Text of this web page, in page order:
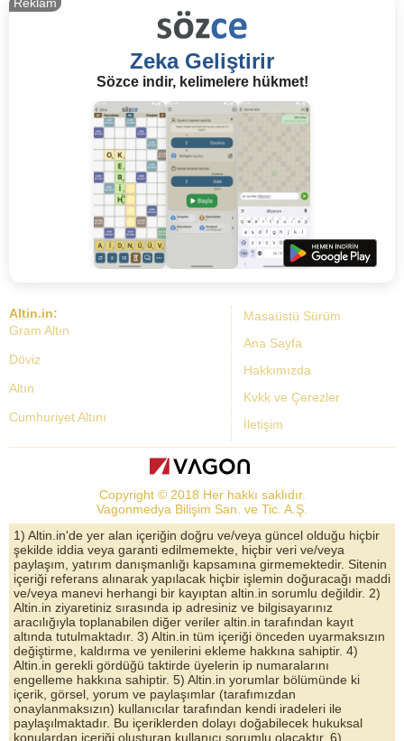
Zeka Geliştirir
Sözce indir, kelimelere hükmet!
Masaüstü Sürüm
Ana Sayfa
Hakkımızda
Kvkk ve Çerezler
İletişim
Altin.in:
Gram Altın
Döviz
Altın
Cumhuriyet Altını
Dolar Kuru
Altın Yorumları
Döviz Kurları
Çeyrek Altın
Bitcoin
Euro/Dolar Parite
Sterlin
Döviz Arşivi
Copyright © 2018 Her hakkı saklıdır.
Vagonmedya Bilişim San. ve Tic. A.Ş.
1) Altin.in'de yer alan içeriğin doğru ve/veya güncel olduğu hiçbir
şekilde iddia veya garanti edilmemekte, hiçbir veri ve/veya
paylaşım, yatırım danışmanlığı kapsamına girmemektedir. Sitenin
içeriği referans alınarak yapılacak hiçbir işlemin doğuracağı maddi
ve/veya manevi herhangi bir kayıptan altin.in sorumlu değildir. 2)
Altin.in ziyaretiniz sırasında ip adresiniz ve bilgisayarınız
aracılığıyla toplanabilen diğer veriler altin.in tarafından kayıt
altında tutulmaktadır. 3) Altin.in tüm içeriği önceden uyarmaksızın
değiştirme, kaldırma ve yenilerini ekleme hakkına sahiptir. 4)
Altin.in gerekli gördüğü taktirde üyelerin ip numaralarını
engelleme hakkına sahiptir. 5) Altin.in yorumlar bölümünde ki
içerik, görsel, yorum ve paylaşımlar (tarafımızdan
onaylanmaksızın) kullanıcılar tarafından kendi iradeleri ile
paylaşılmaktadır. Bu içeriklerden dolayı doğabilecek hukuksal
konulardan içeriği oluşturan kullanıcı sorumlu olacaktır. 6)